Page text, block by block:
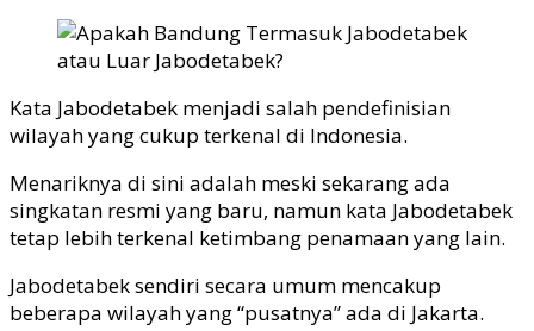
Kata Jabodetabek menjadi salah pendefinisian
wilayah yang cukup terkenal di Indonesia.
Menariknya di sini adalah meski sekarang ada
singkatan resmi yang baru, namun kata Jabodetabek
tetap lebih terkenal ketimbang penamaan yang lain.
Jabodetabek sendiri secara umum mencakup
beberapa wilayah yang “pusatnya” ada di Jakarta.